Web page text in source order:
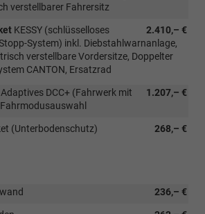
verstellbarer Fahrersitz
2.410,– €
KESSY (schlüsselloses
System) inkl. Diebstahlwarnanlage,
verstellbare Vordersitze, Doppelter
CANTON, Ersatzrad
1.207,– €
Adaptives DCC+ (Fahrwerk mit
268,– €
(Unterbodenschutz)
236,– €